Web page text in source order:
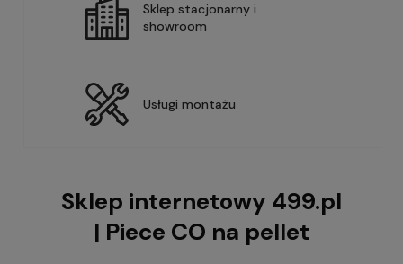
Sklep stacjonarny i
showroom
Usługi montażu
Sklep internetowy 499.pl
| Piece CO na pellet